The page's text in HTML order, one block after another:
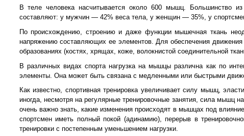
В теле человека насчитывается около 600 мышц. Большинство
составляют: у мужчин — 42% веса тела, у женщин — 35%, у
По происхождению, строению и даже функции мышечная ткань
напряжению составляющих ее элементов. Для обеспечения
образованиях (костях, хрящах, коже, волокнистой соединительной
В различных видах спорта нагрузка на мышцы различна как по
элементы. Она может быть связана с медленными или быстрыми
Как известно, спортивная тренировка увеличивает силу мышц,
иногда, несмотря на регулярные тренировочные занятия, сила мышц
очень важно знать, какие изменения происходят в мышцах под
спортсмен иметь полный покой (адинамию), перерыв в
тренировки с постепенным уменьшением нагрузки.